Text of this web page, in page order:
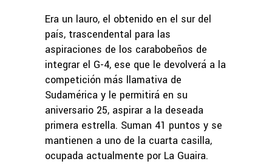
Era un lauro, el obtenido en el sur del
país, trascendental para las
aspiraciones de los carabobeños de
integrar el G-4, ese que le devolverá a la
competición más llamativa de
Sudamérica y le permitirá en su
aniversario 25, aspirar a la deseada
primera estrella. Suman 41 puntos y se
mantienen a uno de la cuarta casilla,
ocupada actualmente por La Guaira.